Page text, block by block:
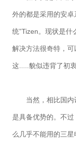
外的都是采用的安
统”Tizen。现状是什
解决方法很奇特，可
这.....貌似违背了初衷
当然，相比国
是具备优势的。不
么几乎不能用的三星